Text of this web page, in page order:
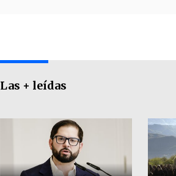
Las + leídas